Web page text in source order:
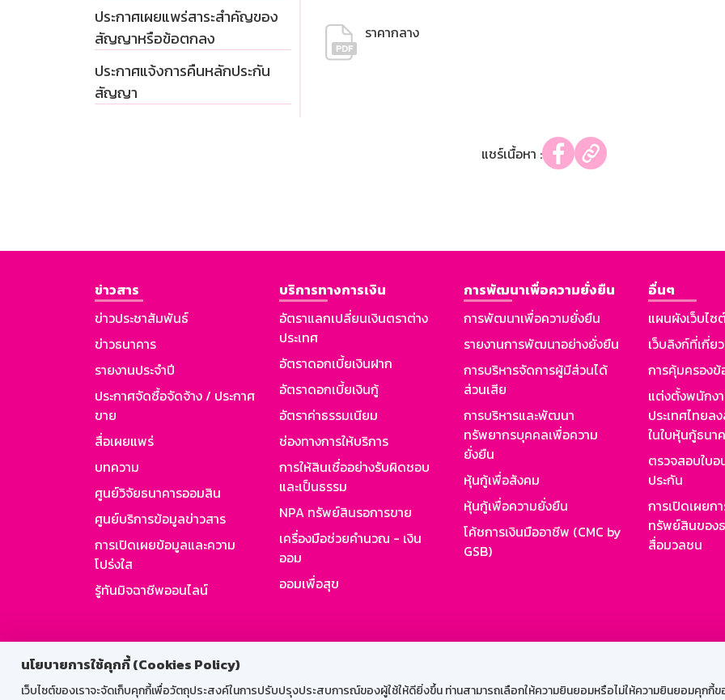
นโยบายการใช้คุกกี้ (Cookies Policy)
เว็บไซต์ของเราจะจัดเก็บคุกกี้เพื่อวัตถุประสงค์ในการปรับปรุงประสบการณ์ของผู้ใช้ให้ดียิ่งขึ้น ท่านสามารถเลือกให้ความยินยอมหรือไม่ให้ความยินยอมคุกกี้ข
ประกาศเผยแพร่สาระสำคัญของ
สัญญาหรือข้อตกลง
ประกาศแจ้งการคืนหลักประกัน
สัญญา
ราคากลาง
แชร์เนื้อหา :
ข่าวสาร
ข่าวประชาสัมพันธ์
ข่าวธนาคาร
รายงานประจำปี
ประกาศจัดซื้อจัดจ้าง / ประกาศ
ขาย
สื่อเผยแพร่
บทความ
ศูนย์วิจัยธนาคารออมสิน
ศูนย์บริการข้อมูลข่าวสาร
การเปิดเผยข้อมูลและความ
โปร่งใส
รู้ทันมิจฉาชีพออนไลน์
บริการทางการเงิน
อัตราแลกเปลี่ยนเงินตราต่าง
ประเทศ
อัตราดอกเบี้ยเงินฝาก
อัตราดอกเบี้ยเงินกู้
อัตราค่าธรรมเนียม
ช่องทางการให้บริการ
การให้สินเชื่ออย่างรับผิดชอบ
และเป็นธรรม
NPA ทรัพย์สินรอการขาย
เครื่องมือช่วยคำนวณ - เงิน
ออม
ออมเพื่อสุข
การพัฒนาเพื่อความยั่งยืน
การพัฒนาเพื่อความยั่งยืน
รายงานการพัฒนาอย่างยั่งยืน
การบริหารจัดการผู้มีส่วนได้
ส่วนเสีย
การบริหารและพัฒนา
ทรัพยากรบุคคลเพื่อความ
ยั่งยืน
หุ้นกู้เพื่อสังคม
หุ้นกู้เพื่อความยั่งยืน
โค้ชการเงินมืออาชีพ (CMC by
GSB)
อื่นๆ
แผนผังเว็บไซ
เว็บลิงก์ที่เกี่ย
การคุ้มครอง
แต่งตั้งพนักง
ประเทศไทยล
ในใบหุ้นกู้ธนา
ตรวจสอบใบ
ประกัน
การเปิดเผยก
ทรัพย์สินของ
สื่อมวลชน